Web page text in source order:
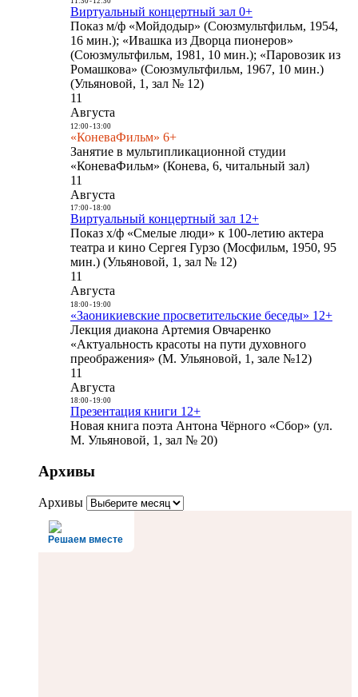
Виртуальный концертный зал 0+
Показ м/ф «Мойдодыр» (Союзмультфильм, 1954,
16 мин.); «Ивашка из Дворца пионеров»
(Союзмультфильм, 1981, 10 мин.); «Паровозик из
Ромашкова» (Союзмультфильм, 1967, 10 мин.)
(Ульяновой, 1, зал № 12)
11
Августа
12:00- 13:00
«КоневаФильм» 6+
Занятие в мультипликационной студии
«КоневаФильм» (Конева, 6, читальный зал)
11
Августа
17:00- 18:00
Виртуальный концертный зал 12+
Показ х/ф «Смелые люди» к 100-летию актера
театра и кино Сергея Гурзо (Мосфильм, 1950, 95
мин.) (Ульяновой, 1, зал № 12)
11
Августа
18:00- 19:00
«Заоникиевские просветительские беседы» 12+
Лекция диакона Артемия Овчаренко
«Актуальность красоты на пути духовного
преображения» (М. Ульяновой, 1, зале №12)
11
Августа
18:00- 19:00
Презентация книги 12+
Новая книга поэта Антона Чёрного «Сбор» (ул.
М. Ульяновой, 1, зал № 20)
Архивы
Архивы
Решаем вместе